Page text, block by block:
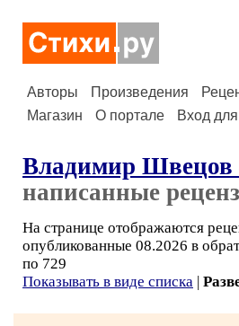
Авторы Произведения
Магазин
О портале Вход
Владимир Швецов
написанные
На странице отображаются
опубликованные 08.2026 в
по 729
Показывать в виде списка |